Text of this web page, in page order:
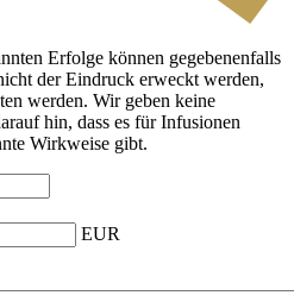
Erfolge können gegebenenfalls
der Eindruck erweckt werden,
werden. Wir geben keine
hin, dass es für Infusionen
Wirkweise gibt.
EUR